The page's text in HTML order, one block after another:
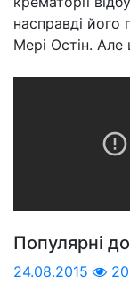
насправді
Мері Остін.
Популярні
24.08.2015